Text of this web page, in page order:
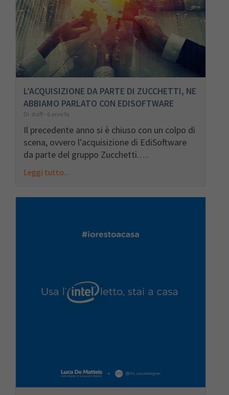
L’ACQUISIZIONE DA PARTE DI ZUCCHETTI, NE
ABBIAMO PARLATO CON EDISOFTWARE
Di staff - 6 anni fa
Il precedente anno si è chiuso con un colpo di
scena, ovvero l'acquisizione di EdiSoftware
da parte del gruppo Zucchetti.…
Leggi tutto...